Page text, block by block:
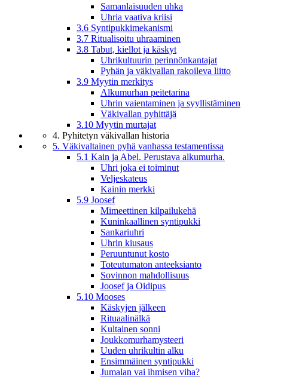
Samanlaisuuden uhka
Uhria vaativa kriisi
3.6 Syntipukkimekanismi
3.7 Ritualisoitu uhraaminen
3.8 Tabut, kiellot ja käskyt
Uhrikultuurin perinnönkantajat
Pyhän ja väkivallan rakoileva liitto
3.9 Myytin merkitys
Alkumurhan peitetarina
Uhrin vaientaminen ja syyllistäminen
Väkivallan pyhittäjä
3.10 Myytin murtajat
4. Pyhitetyn väkivallan historia
5. Väkivaltainen pyhä vanhassa testamentissa
5.1 Kain ja Abel. Perustava alkumurha.
Uhri joka ei toiminut
Veljeskateus
Kainin merkki
5.9 Joosef
Mimeettinen kilpailukehä
Kuninkaallinen syntipukki
Sankariuhri
Uhrin kiusaus
Peruuntunut kosto
Toteutumaton anteeksianto
Sovinnon mahdollisuus
Joosef ja Oidipus
5.10 Mooses
Käskyjen jälkeen
Rituaalinälkä
Kultainen sonni
Joukkomurhamysteeri
Uuden uhrikultin alku
Ensimmäinen syntipukki
Jumalan vai ihmisen viha?